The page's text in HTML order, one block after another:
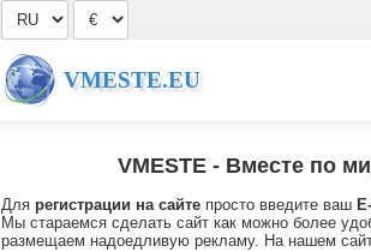
VMESTE.EU
VMESTE- Вместе по
Для регистрации на сайте просто введите ваш
Мы стараемся сделать сайт как можно более
размещаем надоедливую рекламу. На нашем